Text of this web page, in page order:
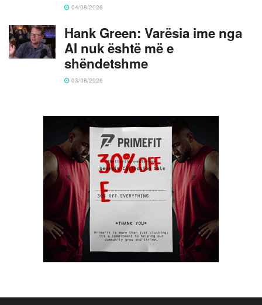
04/08/2026
Hank Green: Varësia ime nga
AI nuk është më e
shëndetshme
03/08/2026